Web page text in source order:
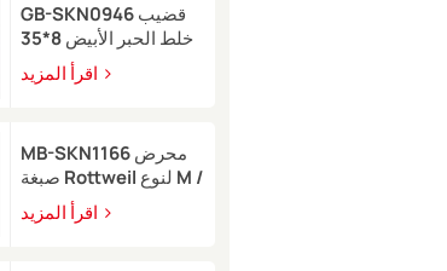
GB-SKN0946 قضيب
خلط الحبر الأبيض 8*35
لطابعة Rottweil النافثة
للحبر
MB-SKN1166 محرض
صبغة Rottweil لنوع M /